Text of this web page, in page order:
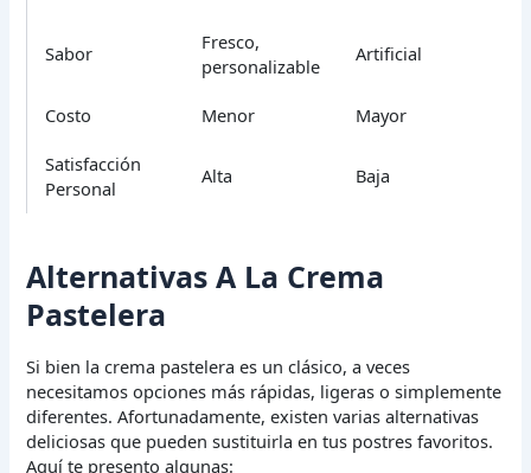
Sabor
Fresco,
personalizable
Artificial
Costo Menor Mayor
Satisfacción
Personal
Alta Baja
Alternativas A La Crema
Pastelera
Si bien la crema pastelera es un clásico, a veces
necesitamos opciones más rápidas, ligeras o simplemente
diferentes. Afortunadamente, existen varias alternativas
deliciosas que pueden sustituirla en tus postres favoritos.
Aquí te presento algunas: